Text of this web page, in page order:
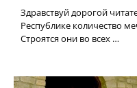
Здравствуй дорогой
Республике количество
Строятся они во всех …